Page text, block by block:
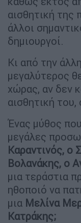
αισθητική της
άλλοι
δημιουργοί.
Κι από την
μεγαλύτερος
χώρας, αν δεν
αισθητική
Ένας μύθος
μεγάλες
Καραντινός, ο
Βολανάκης, ο
μια τεράστια
ηθοποιό να
μια Μελίνα
Κατράκης;